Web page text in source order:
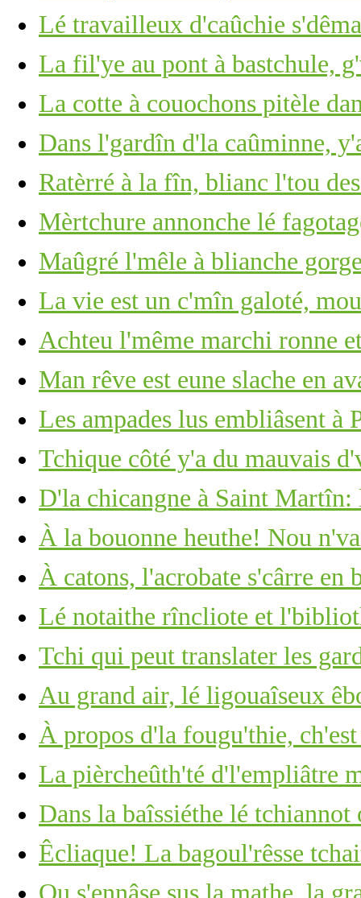
Lé travailleux d'caûchie
La fil'ye au pont à bastchule,
La cotte à couochons pitèle
Dans l'gardîn d'la caûminne,
Ratèrré à la fîn, blianc l'tou
Mèrtchure annonche lé
Maûgré l'mêle à blianche
La vie est un c'mîn galoté,
Achteu l'même marchi ronne
Man rêve est eune slache en
Les ampades lus embliâsent à
Tchique côté y'a du mauvais
D'la chicangne à Saint Martîn:
À la bouonne heuthe! Nou
À catons, l'acrobate s'cârre en
Lé notaithe rîncliote et
Tchi qui peut translater les
Au grand air, lé ligouaîseux
À propos d'la fougu'thie,
La pièrcheûth'té d'l'empliâtre
Dans la baîssiéthe lé tchiannot
Êcliaque! La bagoul'rêsse